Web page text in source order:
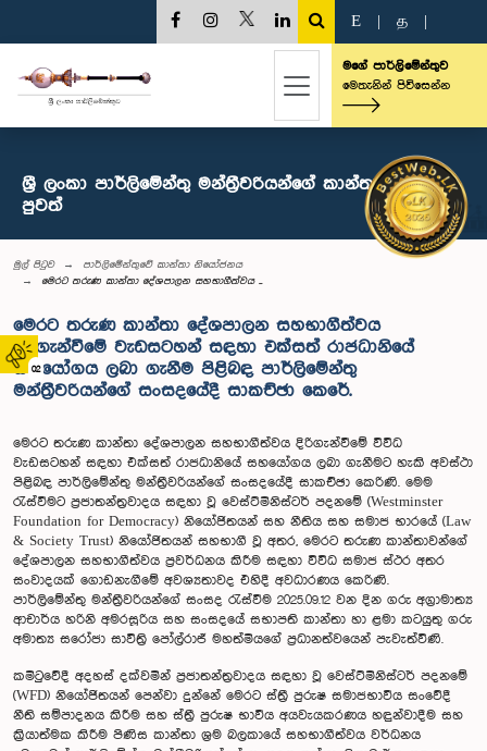
02
E த
මගේ පාර්ලිමේන්තුව
මෙතැනින් පිවිසෙන්න
ශ්‍රී ලංකා පාර්ලිමේන්තු මන්ත්‍රීවරියන්ගේ කාන්තා සංසදය -
පුවත්
මුල් පිටුව
පාර්ලිමේන්තුවේ කාන්තා නියෝජනය
මෙරට තරුණ කාන්තා දේශපාලන සහභාගීත්වය ...
මෙරට තරුණ කාන්තා දේශපාලන සහභාගීත්වය
දිරිගැන්වීමේ වැඩසටහන් සඳහා එක්සත් රාජධානියේ
සහයෝගය ලබා ගැනීම පිළිබඳ පාර්ලිමේන්තු
මන්ත්‍රීවරියන්ගේ සංසදයේදී සාකච්ඡා කෙරේ.
මෙරට තරුණ කාන්තා දේශපාලන සහභාගීත්වය දිරිගැන්වීමේ විවිධ
වැඩසටහන් සඳහා එක්සත් රාජධානියේ සහයෝගය ලබා ගැනීමට හැකි අවස්ථා
පිළිබඳ පාර්ලිමේන්තු මන්ත්‍රීවරියන්ගේ සංසදයේදී සාකච්ඡා කෙරිණි. මෙම
රැස්වීමට ප්‍රජාතන්ත්‍රවාදය සඳහා වූ වෙස්ට්මිනිස්ටර් පදනමේ (Westminster
Foundation for Democracy) නියෝජිතයන් සහ නීතිය සහ සමාජ භාරයේ (Law
& Society Trust) නියෝජිතයන් සහභාගී වූ අතර, මෙරට තරුණ කාන්තාවන්ගේ
දේශපාලන සහභාගීත්වය ප්‍රවර්ධනය කිරීම සඳහා විවිධ සමාජ ස්ථර අතර
සංවාදයක් ගොඩනැගීමේ අවශ්‍යතාවද එහිදී අවධාරණය කෙරිණි.
පාර්ලිමේන්තු මන්ත්‍රීවරියන්ගේ සංසද රැස්වීම 2025.09.12 වන දින ගරු අග්‍රාමාත්‍ය
ආචාර්ය හරිනි අමරසූරිය සහ සංසදයේ සභාපති කාන්තා හා ළමා කටයුතු ගරු
අමාත්‍ය සරෝජා සාවිත්‍රි පෝල්රාජ් මහත්මියගේ ප්‍රධානත්වයෙන් පැවැත්විණි.
කමිටුවේදී අදහස් දක්වමින් ප්‍රජාතන්ත්‍රවාදය සඳහා වූ වෙස්ට්මිනිස්ටර් පදනමේ
(WFD) නියෝජිතයන් පෙන්වා දුන්නේ මෙරට ස්ත්‍රී පුරුෂ සමාජභාවීය සංවේදී
නීති සම්පාදනය කිරීම සහ ස්ත්‍රී පුරුෂ භාවීය අයවැයකරණය හඳුන්වාදීම සහ
ක්‍රියාත්මක කිරීම පිණිස කාන්තා ශ්‍රම බලකායේ සහභාගීත්වය වර්ධනය